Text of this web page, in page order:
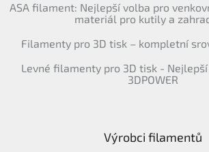
ASA filament: Nejlepší volba pro
materiál pro kutily a
Filamenty pro 3D tisk – kompletní
Levné filamenty pro 3D tisk - Nejlepší
3DPOWER
Výrobci filamentů